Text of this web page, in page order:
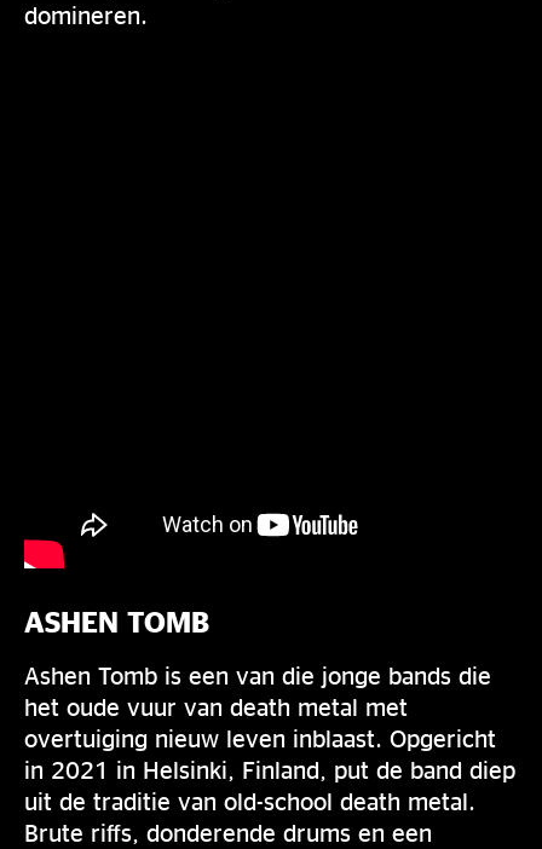
domineren.
ASHEN TOMB
Ashen Tomb is een van die jonge bands die
het oude vuur van death metal met
overtuiging nieuw leven inblaast. Opgericht
in 2021 in Helsinki, Finland, put de band diep
uit de traditie van old-school death metal.
Brute riffs, donderende drums en een